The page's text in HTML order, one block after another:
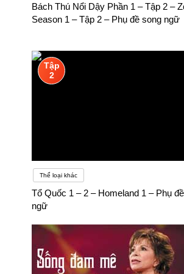
như Duolingo, BBC Learning English,
hoặc Rosetta Stone để học từ vựng,
các kỹ năng này.
Bách Thú Nổi Dậy Phần 1 – Tập 2 –
Season 1 – Tập 2 – Phụ đề song ngữ
Tập
2
Thể loại khác
Tổ Quốc 1 – 2 – Homeland 1 – Phụ
ngữ